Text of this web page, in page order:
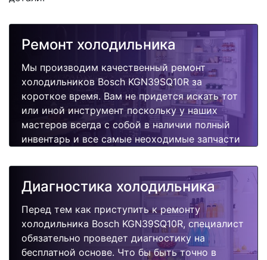
Ремонт холодильника
Мы производим качественный ремонт
холодильников Bosch KGN39SQ10R за
короткое время. Вам не придется искать тот
или иной инструмент поскольку у наших
мастеров всегда с собой в наличии полный
инвентарь и все самые неоходимые запчасти
быстро, качественно и недорого.
Диагностика холодильника
Перед тем как приступить к ремонту
холодильника Bosch KGN39SQ10R, специалист
обязательно проведет диагностику на
бесплатной основе. Что бы быть точно в